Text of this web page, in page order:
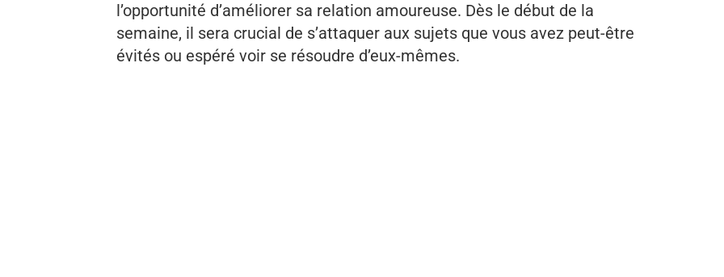
l’opportunité d’améliorer sa relation amoureuse. Dès le début de la
semaine, il sera crucial de s’attaquer aux sujets que vous avez peut-être
évités ou espéré voir se résoudre d’eux-mêmes.